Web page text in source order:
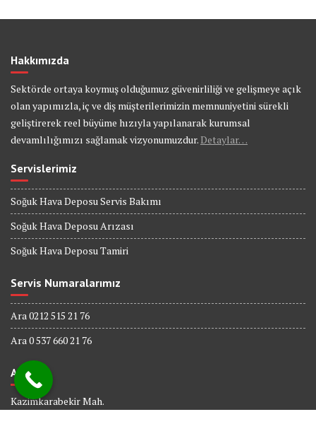
Hakkımızda
Sektörde ortaya koymuş olduğumuz güvenirliliği ve gelişmeye açık
olan yapımızla, iç ve diş müşterilerimizin memnuniyetini sürekli
geliştirerek reel büyüme hızıyla yapılanarak kurumsal
devamlılığımızı sağlamak vizyonumuzdur.Detaylar…
Servislerimiz
Soğuk Hava Deposu Servis Bakımı
Soğuk Hava Deposu Arızası
Soğuk Hava Deposu Tamiri
Servis Numaralarımız
Ara 0212 515 21 76
Ara 0 537 660 21 76
Adres
Kazimkarabekir Mah.